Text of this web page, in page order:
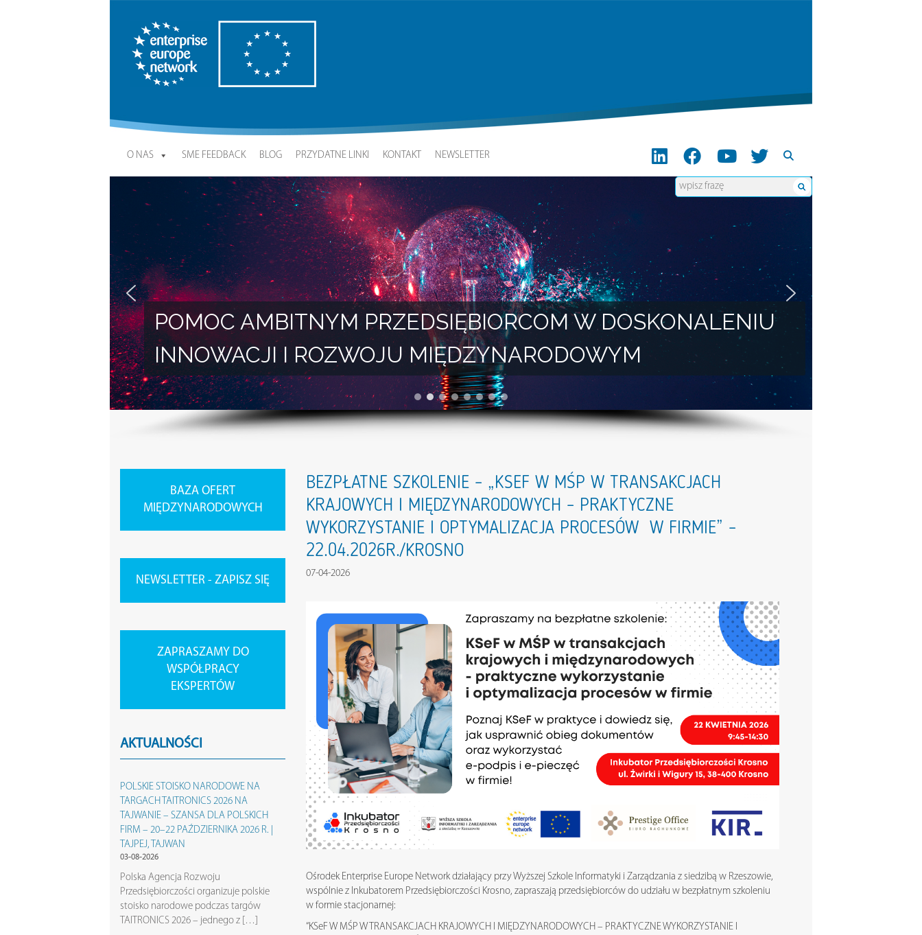
Enterprise Europe Network
O NAS SME FEEDBACK BLOG PRZYDATNE LINKI KONTAKT NEWSLETTER
POMOC AMBITNYM PRZEDSIĘBIORCOM W DOSKONALENIU
INNOWACJI I ROZWOJU MIĘDZYNARODOWYM
BAZA OFERT
MIĘDZYNARODOWYCH
NEWSLETTER - ZAPISZ SIĘ
ZAPRASZAMY DO
WSPÓŁPRACY
EKSPERTÓW
AKTUALNOŚCI
POLSKIE STOISKO NARODOWE NA
TARGACH TAITRONICS 2026 NA
TAJWANIE – SZANSA DLA POLSKICH
FIRM – 20–22 PAŹDZIERNIKA 2026 R. |
TAJPEJ, TAJWAN
03-08-2026
Polska Agencja Rozwoju
Przedsiębiorczości organizuje polskie
stoisko narodowe podczas targów
TAITRONICS 2026 – jednego z […]
BEZPŁATNE SZKOLENIE – „KSEF W MŚP W TRANSAKCJACH
KRAJOWYCH I MIĘDZYNARODOWYCH – PRAKTYCZNE
WYKORZYSTANIE I OPTYMALIZACJA PROCESÓW W FIRMIE” –
22.04.2026R./KROSNO
07-04-2026
Ośrodek Enterprise Europe Network działający przy Wyższej Szkole Informatyki i Zarządzania z siedzibą w Rzeszowie,
wspólnie z Inkubatorem Przedsiębiorczości Krosno, zapraszają przedsiębiorców do udziału w bezpłatnym szkoleniu
w formie stacjonarnej:
“KSeF W MŚP W TRANSAKCJACH KRAJOWYCH I MIĘDZYNARODOWYCH – PRAKTYCZNE WYKORZYSTANIE I